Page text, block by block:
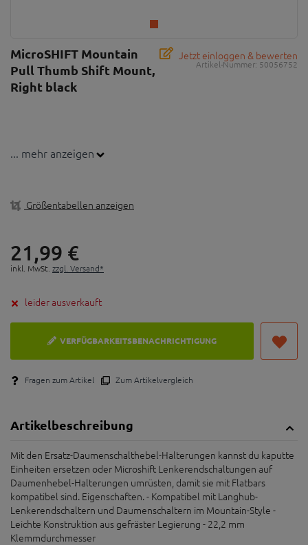
Jetzt einloggen & bewerten
Artikel-Nummer: 50056752
MicroSHIFT Mountain
Pull Thumb Shift Mount,
Right black
... mehr anzeigen
Größentabellen anzeigen
21,99 €
inkl. MwSt. zzgl. Versand*
leider ausverkauft
VERFÜGBARKEITSBENACHRICHTIGUNG
Fragen zum Artikel Zum Artikelvergleich
Artikelbeschreibung
Mit den Ersatz-Daumenschalthebel-Halterungen kannst du kaputte
Einheiten ersetzen oder Microshift Lenkerendschaltungen auf
Daumenhebel-Halterungen umrüsten, damit sie mit Flatbars
kompatibel sind. Eigenschaften. - Kompatibel mit Langhub-
Lenkerendschaltern und Daumenschaltern im Mountain-Style -
Leichte Konstruktion aus gefräster Legierung - 22,2 mm
Klemmdurchmesser